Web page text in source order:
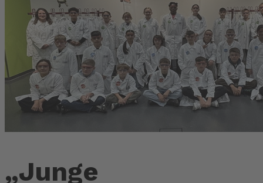
„Junge